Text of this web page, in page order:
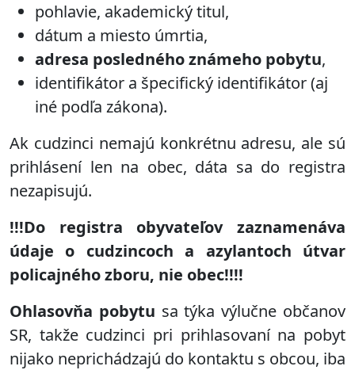
pohlavie, akademický titul,
dátum a miesto úmrtia,
adresa posledného známeho pobytu,
identifikátor a špecifický identifikátor (aj
iné podľa zákona).
Ak cudzinci nemajú konkrétnu adresu, ale sú
prihlásení len na obec, dáta sa do registra
nezapisujú.
!!!Do registra obyvateľov zaznamenáva
údaje o cudzincoch a azylantoch útvar
policajného zboru, nie obec!!!!
Ohlasovňa pobytu sa týka výlučne občanov
SR, takže cudzinci pri prihlasovaní na pobyt
nijako neprichádzajú do kontaktu s obcou, iba